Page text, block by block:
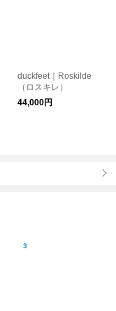
duckfeet｜Roskilde
（ロスキレ）
44,000円